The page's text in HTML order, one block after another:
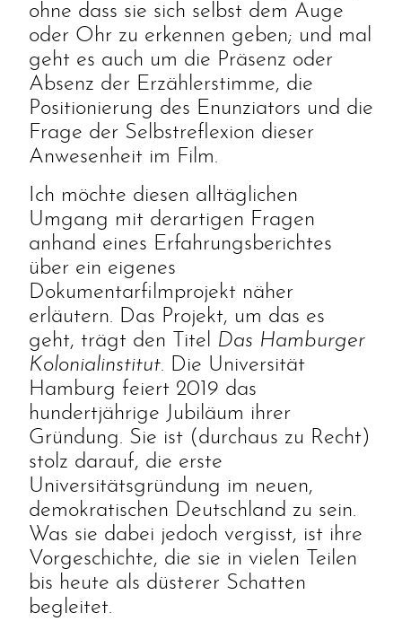
ohne dass sie sich selbst dem Auge
oder Ohr zu erkennen geben; und mal
geht es auch um die Präsenz oder
Absenz der Erzählerstimme, die
Positionierung des Enunziators und die
Frage der Selbstreflexion dieser
Anwesenheit im Film.
Ich möchte diesen alltäglichen
Umgang mit derartigen Fragen
anhand eines Erfahrungsberichtes
über ein eigenes
Dokumentarfilmprojekt näher
erläutern. Das Projekt, um das es
geht, trägt den Titel Das Hamburger
Kolonialinstitut. Die Universität
Hamburg feiert 2019 das
hundertjährige Jubiläum ihrer
Gründung. Sie ist (durchaus zu Recht)
stolz darauf, die erste
Universitätsgründung im neuen,
demokratischen Deutschland zu sein.
Was sie dabei jedoch vergisst, ist ihre
Vorgeschichte, die sie in vielen Teilen
bis heute als düsterer Schatten
begleitet.